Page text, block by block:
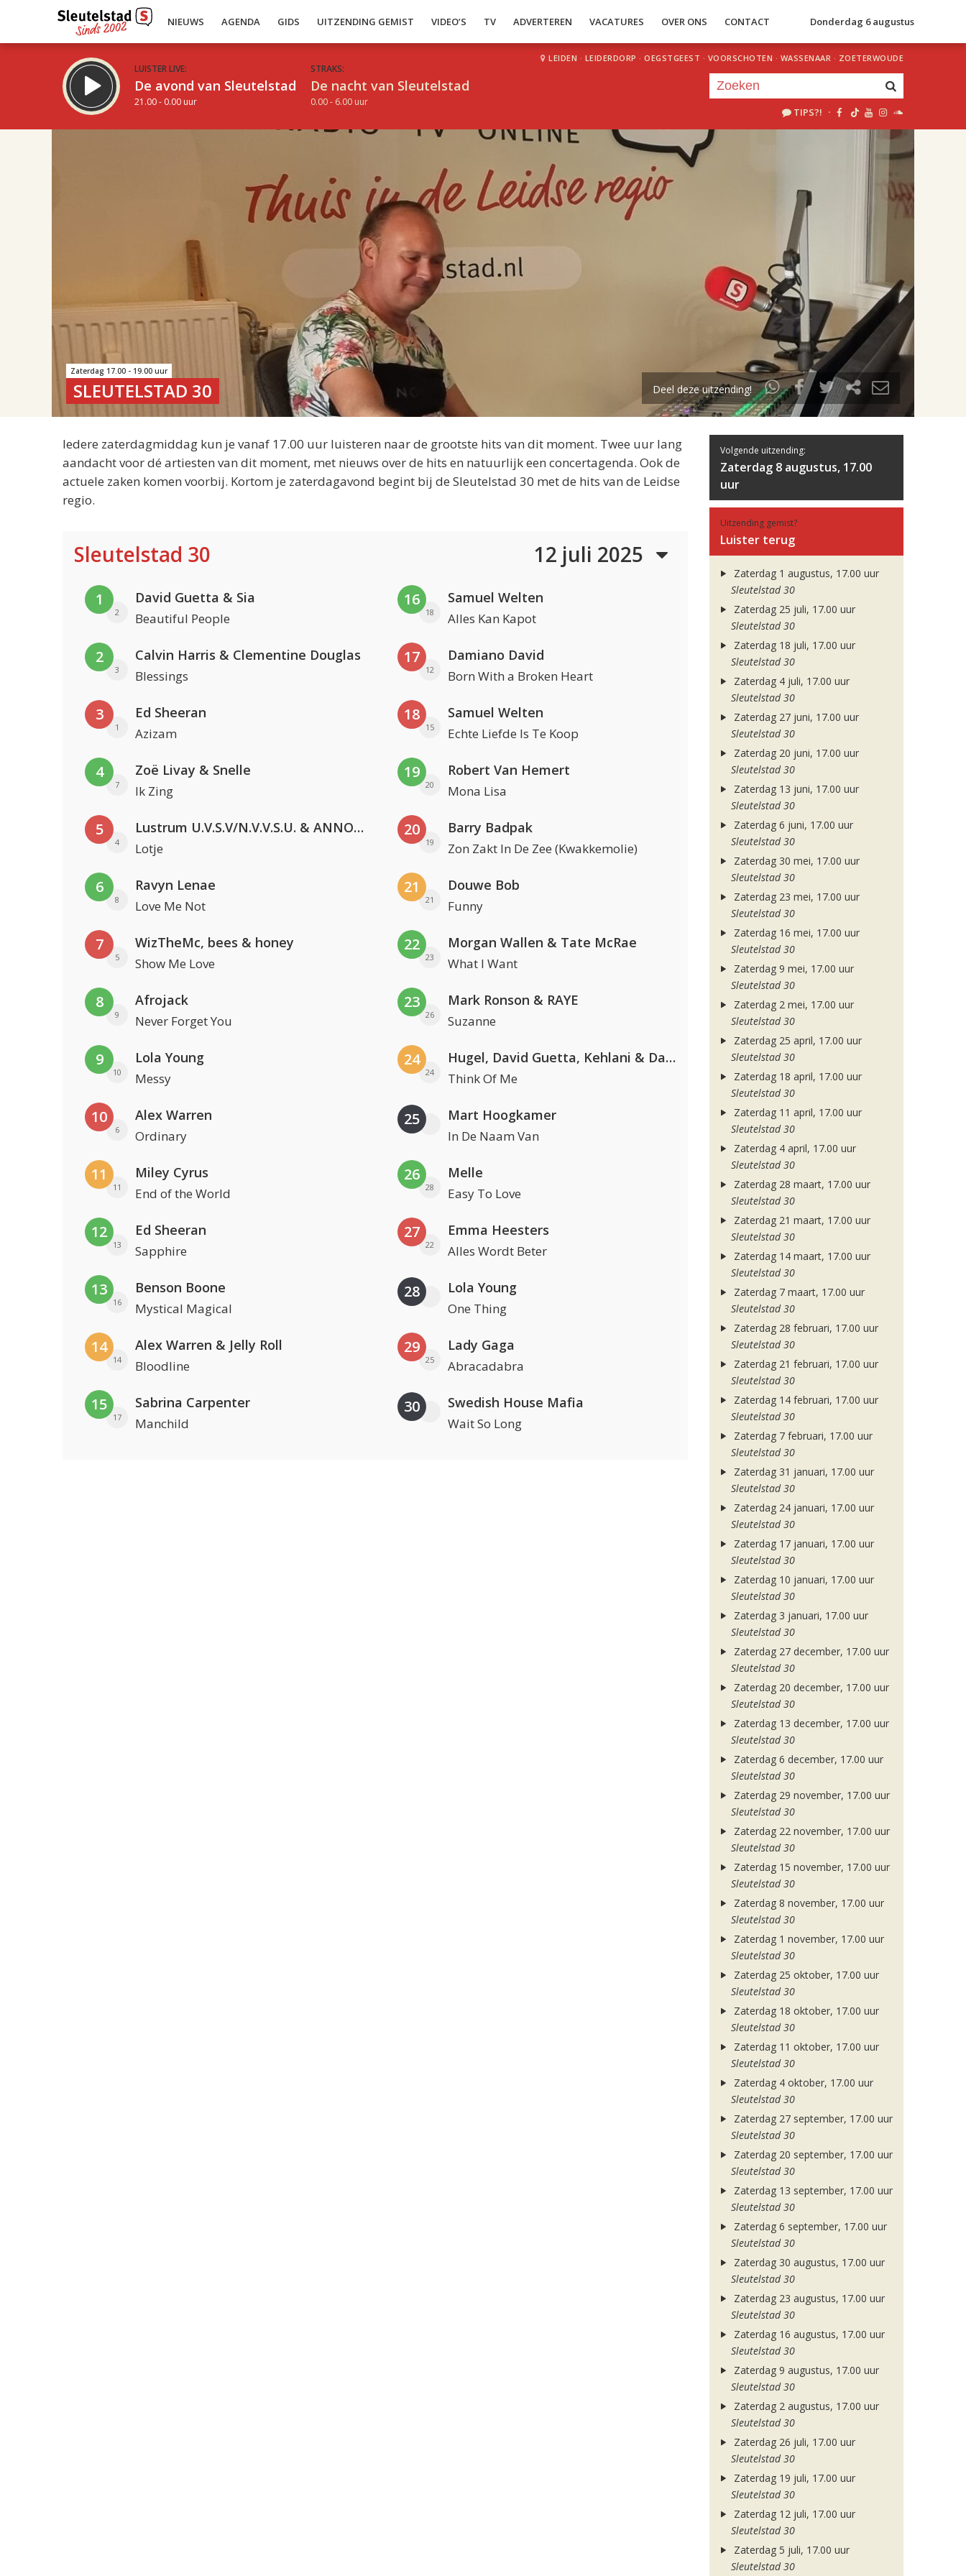
NIEUWS AGENDA GIDS UITZENDING GEMIST VIDEO’S TV ADVERTEREN VACATURES OVER ONS CONTACT Donderdag 6 augustus
LUISTER LIVE:
De avond van Sleutelstad
21.00 - 0.00 uur
STRAKS:
De nacht van Sleutelstad
0.00 - 6.00 uur
LEIDEN · LEIDERDORP · OEGSTGEEST · VOORSCHOTEN · WASSENAAR · ZOETERWOUDE
TIPS?! ·
uur 1 van 2
Volgend uur
Zaterdag 17.00 - 19.00 uur
SLEUTELSTAD 30 Deel deze uitzending!
Iedere zaterdagmiddag kun je vanaf 17.00 uur luisteren naar de grootste hits van dit moment. Twee uur lang
aandacht voor dé artiesten van dit moment, met nieuws over de hits en natuurlijk een concertagenda. Ook de
actuele zaken komen voorbij. Kortom je zaterdagavond begint bij de Sleutelstad 30 met de hits van de Leidse
regio.
Sleutelstad 30 12 juli 2025
1
2
David Guetta & Sia
Beautiful People
2
3
Calvin Harris & Clementine Douglas
Blessings
3
1
Ed Sheeran
Azizam
4
7
Zoë Livay & Snelle
Ik Zing
5
4
Lustrum U.V.S.V/N.V.V.S.U. & ANNO ONS & Jopke van Dobbenburgh & Roeland Beelen
Lotje
6
8
Ravyn Lenae
Love Me Not
7
5
WizTheMc, bees & honey
Show Me Love
8
9
Afrojack
Never Forget You
9
10
Lola Young
Messy
10
6
Alex Warren
Ordinary
11
11
Miley Cyrus
End of the World
12
13
Ed Sheeran
Sapphire
13
16
Benson Boone
Mystical Magical
14
14
Alex Warren & Jelly Roll
Bloodline
15
17
Sabrina Carpenter
Manchild
16
18
Samuel Welten
Alles Kan Kapot
17
12
Damiano David
Born With a Broken Heart
18
15
Samuel Welten
Echte Liefde Is Te Koop
19
20
Robert Van Hemert
Mona Lisa
20
19
Barry Badpak
Zon Zakt In De Zee (Kwakkemolie)
21
21
Douwe Bob
Funny
22
23
Morgan Wallen & Tate McRae
What I Want
23
26
Mark Ronson & RAYE
Suzanne
24
24
Hugel, David Guetta, Kehlani & Daecolm
Think Of Me
25 Mart Hoogkamer
In De Naam Van
26
28
Melle
Easy To Love
27
22
Emma Heesters
Alles Wordt Beter
28 Lola Young
One Thing
29
25
Lady Gaga
Abracadabra
30 Swedish House Mafia
Wait So Long
Volgende uitzending:
Zaterdag 8 augustus, 17.00
uur
Uitzending gemist?
Luister terug
Zaterdag 1 augustus, 17.00 uur
Sleutelstad 30
Zaterdag 25 juli, 17.00 uur
Sleutelstad 30
Zaterdag 18 juli, 17.00 uur
Sleutelstad 30
Zaterdag 4 juli, 17.00 uur
Sleutelstad 30
Zaterdag 27 juni, 17.00 uur
Sleutelstad 30
Zaterdag 20 juni, 17.00 uur
Sleutelstad 30
Zaterdag 13 juni, 17.00 uur
Sleutelstad 30
Zaterdag 6 juni, 17.00 uur
Sleutelstad 30
Zaterdag 30 mei, 17.00 uur
Sleutelstad 30
Zaterdag 23 mei, 17.00 uur
Sleutelstad 30
Zaterdag 16 mei, 17.00 uur
Sleutelstad 30
Zaterdag 9 mei, 17.00 uur
Sleutelstad 30
Zaterdag 2 mei, 17.00 uur
Sleutelstad 30
Zaterdag 25 april, 17.00 uur
Sleutelstad 30
Zaterdag 18 april, 17.00 uur
Sleutelstad 30
Zaterdag 11 april, 17.00 uur
Sleutelstad 30
Zaterdag 4 april, 17.00 uur
Sleutelstad 30
Zaterdag 28 maart, 17.00 uur
Sleutelstad 30
Zaterdag 21 maart, 17.00 uur
Sleutelstad 30
Zaterdag 14 maart, 17.00 uur
Sleutelstad 30
Zaterdag 7 maart, 17.00 uur
Sleutelstad 30
Zaterdag 28 februari, 17.00 uur
Sleutelstad 30
Zaterdag 21 februari, 17.00 uur
Sleutelstad 30
Zaterdag 14 februari, 17.00 uur
Sleutelstad 30
Zaterdag 7 februari, 17.00 uur
Sleutelstad 30
Zaterdag 31 januari, 17.00 uur
Sleutelstad 30
Zaterdag 24 januari, 17.00 uur
Sleutelstad 30
Zaterdag 17 januari, 17.00 uur
Sleutelstad 30
Zaterdag 10 januari, 17.00 uur
Sleutelstad 30
Zaterdag 3 januari, 17.00 uur
Sleutelstad 30
Zaterdag 27 december, 17.00 uur
Sleutelstad 30
Zaterdag 20 december, 17.00 uur
Sleutelstad 30
Zaterdag 13 december, 17.00 uur
Sleutelstad 30
Zaterdag 6 december, 17.00 uur
Sleutelstad 30
Zaterdag 29 november, 17.00 uur
Sleutelstad 30
Zaterdag 22 november, 17.00 uur
Sleutelstad 30
Zaterdag 15 november, 17.00 uur
Sleutelstad 30
Zaterdag 8 november, 17.00 uur
Sleutelstad 30
Zaterdag 1 november, 17.00 uur
Sleutelstad 30
Zaterdag 25 oktober, 17.00 uur
Sleutelstad 30
Zaterdag 18 oktober, 17.00 uur
Sleutelstad 30
Zaterdag 11 oktober, 17.00 uur
Sleutelstad 30
Zaterdag 4 oktober, 17.00 uur
Sleutelstad 30
Zaterdag 27 september, 17.00 uur
Sleutelstad 30
Zaterdag 20 september, 17.00 uur
Sleutelstad 30
Zaterdag 13 september, 17.00 uur
Sleutelstad 30
Zaterdag 6 september, 17.00 uur
Sleutelstad 30
Zaterdag 30 augustus, 17.00 uur
Sleutelstad 30
Zaterdag 23 augustus, 17.00 uur
Sleutelstad 30
Zaterdag 16 augustus, 17.00 uur
Sleutelstad 30
Zaterdag 9 augustus, 17.00 uur
Sleutelstad 30
Zaterdag 2 augustus, 17.00 uur
Sleutelstad 30
Zaterdag 26 juli, 17.00 uur
Sleutelstad 30
Zaterdag 19 juli, 17.00 uur
Sleutelstad 30
Zaterdag 12 juli, 17.00 uur
Sleutelstad 30
Zaterdag 5 juli, 17.00 uur
Sleutelstad 30